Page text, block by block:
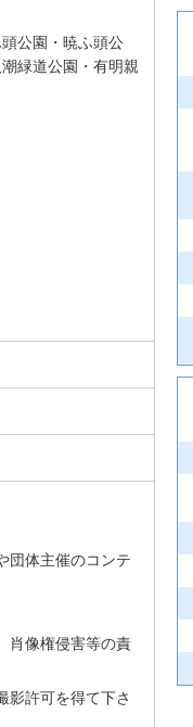
公園・暁ふ頭公
緑道公園・有明親
団体主催のコンテ
肖像権侵害等の責
影許可を得て下さ